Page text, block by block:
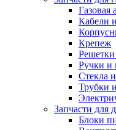
Газовая
Кабели
Крепеж
Ручки и
Стекла
Трубки
Запчасти для
Блоки